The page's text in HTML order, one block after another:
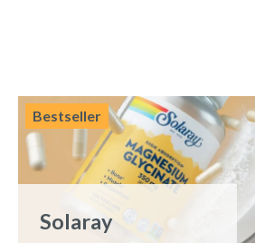
Bestseller
Solaray